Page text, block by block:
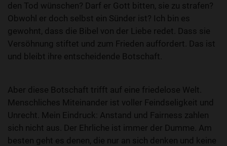
den Tod wünschen? Darf er Gott bitten, sie zu strafen?
Obwohl er doch selbst ein Sünder ist? Ich bin es
gewohnt, dass die Bibel von der Liebe redet. Dass sie
Versöhnung stiftet und zum Frieden auffordert. Das ist
und bleibt ihre entscheidende Botschaft.
Aber diese Botschaft trifft auf eine friedelose Welt.
Menschliches Miteinander ist voller Feindseligkeit und
Unrecht. Mein Eindruck: Anstand und Fairness zahlen
sich nicht aus. Der Ehrliche ist immer der Dumme. Am
besten geht es denen, die nur an sich denken und keine